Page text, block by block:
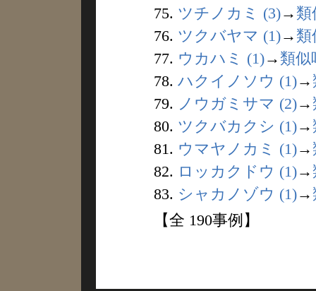
75. ツチノカミ (3)→ 類
76. ツクバヤマ (1)→ 類
77. ウカハミ (1)→ 類似
78. ハクイノソウ (1)→
79. ノウガミサマ (2)→
80. ツクバカクシ (1)→
81. ウマヤノカミ (1)→
82. ロッカクドウ (1)→
83. シャカノゾウ (1)→
【全 190事例】